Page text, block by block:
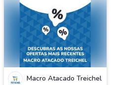
Macro Atacado Treichel